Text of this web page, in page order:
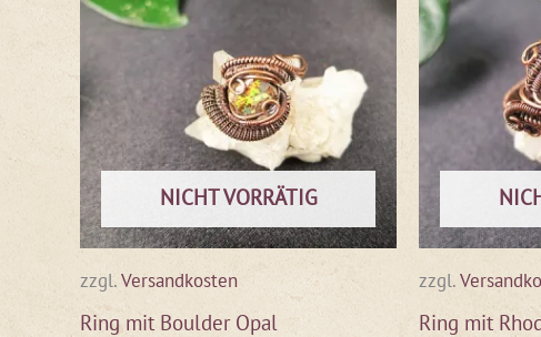
NICHT VORRÄTIG
zzgl.Versandkosten
Ring mit Boulder Opal
zzgl.
Ring mit